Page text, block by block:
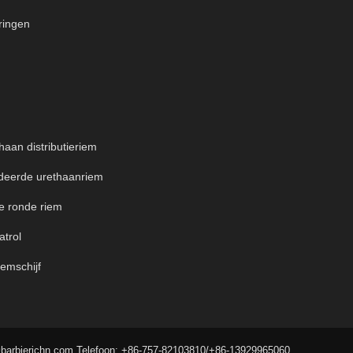
distributieriem
urethaanriem
ronde riem
Telefoon: +86-757-82103810/+86-13929965060